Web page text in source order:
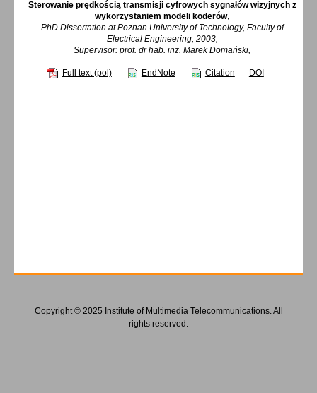
Sterowanie prędkością transmisji cyfrowych sygnałów wizyjnych z
wykorzystaniem modeli koderów,
PhD Dissertation at Poznan University of Technology, Faculty of
Electrical Engineering, 2003,
Supervisor:prof. dr hab. inż. Marek Domański,
Full text (pol) EndNote Citation DOI
Copyright © 2025 Institute of Multimedia Telecommunications. All
rights reserved.